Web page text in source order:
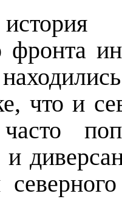
фронта
что и
и